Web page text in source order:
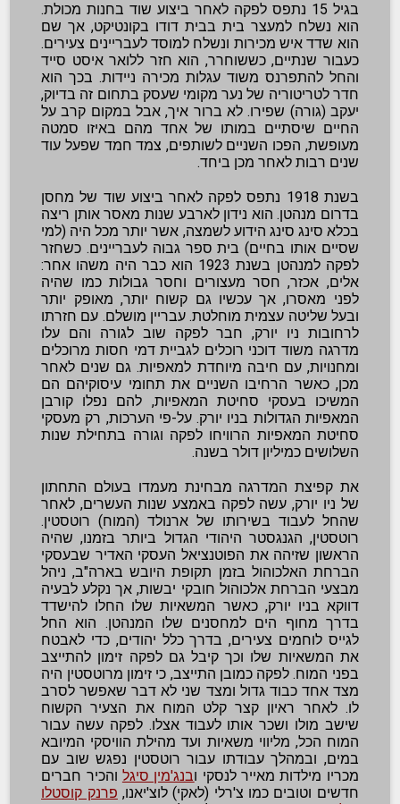
בגיל 15 נתפס לפקה לאחר ביצוע שוד בחנות מכולת.
הוא נשלח למעצר בית בבית דודו בקונטיקט, אך שם
הוא שדד איש מכירות ונשלח למוסד לעבריינים צעירים.
כעבור שנתיים, כששוחרר, הוא חזר ללואר איסט סייד
והחל להתפרנס משוד עגלות מכירה ניידות. בכך הוא
חדר לטריטוריה של נער מקומי שעסק בתחום זה בדיוק,
יעקב (גורה) שפירו. לא ברור איך, אבל במקום קרב על
החיים שיסתיים במותו של אחד מהם באיזו סמטה
מעופשת, הפכו השניים לשותפים, צמד חמד שפעל עוד
שנים רבות לאחר מכן ביחד.
בשנת 1918 נתפס לפקה לאחר ביצוע שוד של מחסן
בדרום מנהטן. הוא נידון לארבע שנות מאסר אותן ריצה
בכלא סינג סינג הידוע לשמצה, אשר יותר מכל היה (למי
שסיים אותו בחיים) בית ספר גבוה לעבריינים. כשחזר
לפקה למנהטן בשנת 1923 הוא כבר היה משהו אחר:
אלים, אכזר, חסר מעצורים וחסר גבולות כמו שהיה
לפני מאסרו, אך עכשיו גם קשוח יותר, מאופק יותר
ובעל שליטה עצמית מוחלטת. עבריין מושלם. עם חזרתו
לרחובות ניו יורק, חבר לפקה שוב לגורה והם עלו
מדרגה משוד דוכני רוכלים לגביית דמי חסות מרוכלים
ומחנויות, עם חיבה מיוחדת למאפיות. גם שנים לאחר
מכן, כאשר הרחיבו השניים את תחומי עיסוקיהם הם
המשיכו בעסקי סחיטת המאפיות, להם נפלו קורבן
המאפיות הגדולות בניו יורק. על-פי הערכות, רק מעסקי
סחיטת המאפיות הרוויחו לפקה וגורה בתחילת שנות
השלושים כמיליון דולר בשנה.
את קפיצת המדרגה מבחינת מעמדו בעולם התחתון
של ניו יורק, עשה לפקה באמצע שנות העשרים, לאחר
שהחל לעבוד בשירותו של ארנולד (המוח) רוטסטין.
רוטסטין, הגנגסטר היהודי הגדול ביותר בזמנו, שהיה
הראשון שזיהה את הפוטנציאל העסקי האדיר שבעסקי
הברחת האלכוהול בזמן תקופת היובש בארה"ב, ניהל
מבצעי הברחת אלכוהול חובקי יבשות, אך נקלע לבעיה
דווקא בניו יורק, כאשר המשאיות שלו החלו להישדד
בדרך מחוף הים למחסנים שלו המנהטן. הוא החל
לגייס לוחמים צעירים, בדרך כלל יהודים, כדי לאבטח
את המשאיות שלו וכך קיבל גם לפקה זימון להתייצב
בפני המוח. לפקה כמובן התייצב, כי זימון מרוטסטין היה
מצד אחד כבוד גדול ומצד שני לא דבר שאפשר לסרב
לו. לאחר ראיון קצר קלט המוח את הצעיר הקשוח
שישב מולו ושכר אותו לעבוד אצלו. לפקה עשה עבור
המוח הכל, מליווי משאיות ועד מהילת הוויסקי המיובא
במים, ובמהלך עבודתו עבור רוטסטין נפגש שוב עם
מכריו מילדות מאייר לנסקי ובנג'מין סיגל והכיר חברים
חדשים וטובים כמו צ'רלי (לאקי) לוצ'יאנו, פרנק קוסטלו